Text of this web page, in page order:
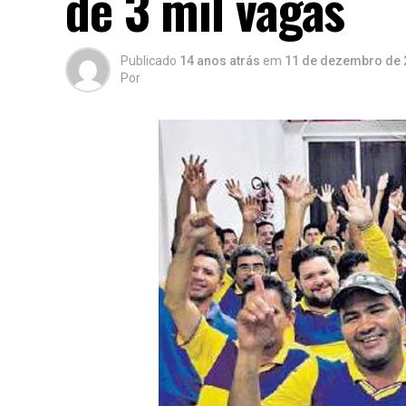
Publicado 14 anos atrás em 11 de dezembro de
Por